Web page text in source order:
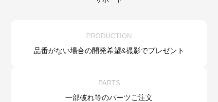
PRODUCTION
品番がない場合の開発希望&撮影でプレゼント
PARTS
一部破れ等のパーツご注文